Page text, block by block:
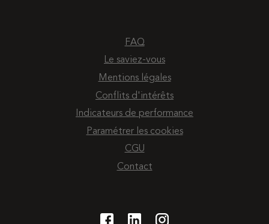
FAQ
Le saviez-vous
Mentions légales
Conflits d'intérêts
Indicateurs de performance
Paramétrer les cookies
CGU
Contact